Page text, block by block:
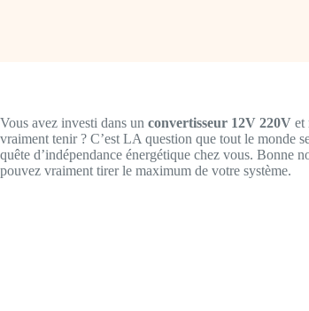
Vous avez investi dans un convertisseur 12V 220V et
vraiment tenir ? C’est LA question que tout le monde
quête d’indépendance énergétique chez vous. Bonne
pouvez vraiment tirer le maximum de votre système.